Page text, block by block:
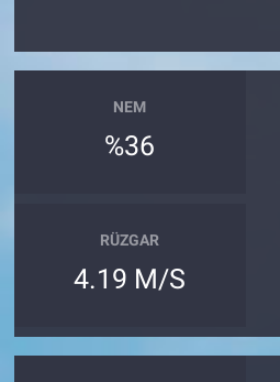
NEM
%36
RÜZGAR
4.19 M/S